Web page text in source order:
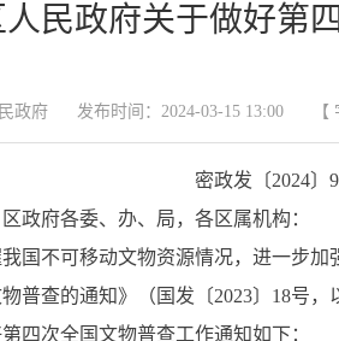
民政府关于做好第
政府 发布时间：2024-03-15 13:00 【
密政发〔2024〕
政府各委、办、局，各区属机构：
国不可移动文物资源情况，进一步
普查的通知》（国发〔2023〕18号
四次全国文物普查工作通知如下：